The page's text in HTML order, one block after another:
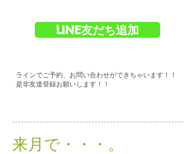
LINE友だち追加
ラインでご予約、お問い合わせができちゃいます！！
是非友達登録お願いします！！
来月で・・・。